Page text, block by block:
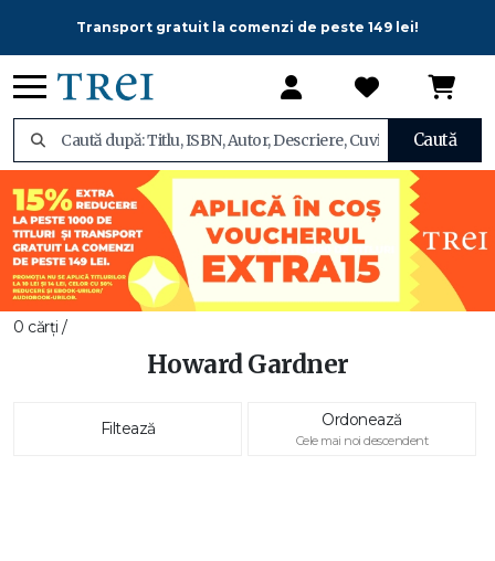
Transport gratuit la comenzi de peste 149 lei!
Caută
0 cărți /
Howard Gardner
Filtează Ordonează
Cele mai noi descendent